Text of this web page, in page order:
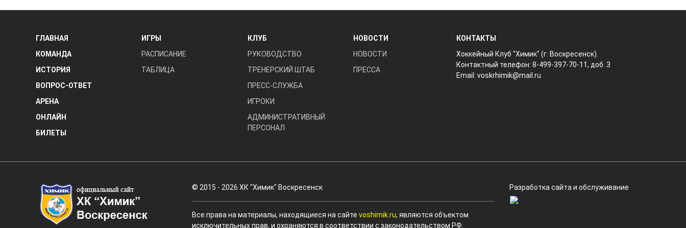
ГЛАВНАЯ
КОМАНДА
ИСТОРИЯ
ВОПРОС-ОТВЕТ
АРЕНА
ОНЛАЙН
БИЛЕТЫ
ИГРЫ
РАСПИСАНИЕ
ТАБЛИЦА
КЛУБ
РУКОВОДСТВО
ТРЕНЕРСКИЙ ШТАБ
ПРЕСС-СЛУЖБА
ИГРОКИ
АДМИНИСТРАТИВНЫЙ
ПЕРСОНАЛ
НОВОСТИ
НОВОСТИ
ПРЕССА
КОНТАКТЫ
Хоккейный Клуб "Химик" (г. Воскресенск).
Контактный телефон: 8-499-397-70-11, доб. 3
Email:voskrhimik@mail.ru
© 2015 - 2026 ХК "Химик" Воскресенск
Все права на материалы, находящиеся на сайте voshimik.ru, являются объектом
исключительных прав, и охраняются в соответствии с законодательством РФ.
Разработка сайта и обслуживание